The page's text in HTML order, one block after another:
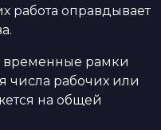
работа оправдывает
временные рамки
числа рабочих или
на общей